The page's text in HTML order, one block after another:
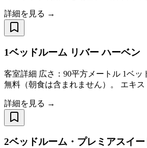
詳細を見る →
1ベッドルーム リバー ハーベン
客室詳細 広さ：90平方メートル 1ベ
無料（朝食は含まれません）。 エキ
詳細を見る →
2ベッドルーム・プレミアスイー